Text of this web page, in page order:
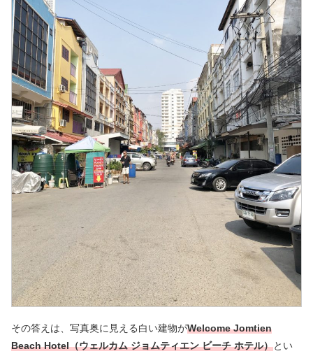
その答えは、写真奥に見える白い建物がWelcome Jomtien
Beach Hotel（ウェルカム ジョムティエン ビーチ ホテル）とい